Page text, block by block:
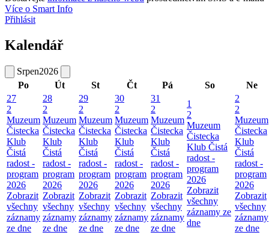
Více o Smart Info
Přihlásit
Kalendář
Srpen2026
Po
Út St Čt Pá So
Ne
27
2
Muzeum
Čistecka
Klub
Čistá
radost -
program
2026
Zobrazit
všechny
záznamy
ze dne
28
2
Muzeum
Čistecka
Klub
Čistá
radost -
program
2026
Zobrazit
všechny
záznamy
ze dne
29
2
Muzeum
Čistecka
Klub
Čistá
radost -
program
2026
Zobrazit
všechny
záznamy
ze dne
30
2
Muzeum
Čistecka
Klub
Čistá
radost -
program
2026
Zobrazit
všechny
záznamy
ze dne
31
2
Muzeum
Čistecka
Klub
Čistá
radost -
program
2026
Zobrazit
všechny
záznamy
ze dne
1
2
Muzeum
Čistecka
Klub Čistá
radost -
program
2026
Zobrazit
všechny
záznamy ze
dne
2
2
Muzeum
Čistecka
Klub
Čistá
radost -
program
2026
Zobrazit
všechny
záznamy
ze dne